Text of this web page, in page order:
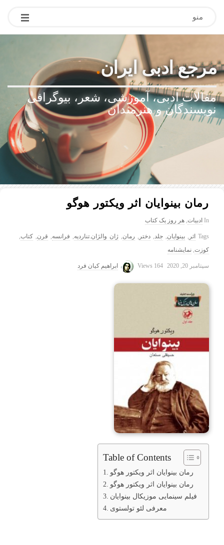
منو
مرجع ادبی ایران.
مقالات ادبی، آموزشی، شعر، بیوگرافی
نویسندگان و هنرمندان
رمان بینوایان اثر ویکتور هوگو
In ادبیات, هر روز یک کتاب
Tags اثر , بینوایان, جلد, دختر , رمان, ژان والژان.تناردیه, فرانسه, قرن, کتاب,
کوزت, نمایشنامه
سپتامبر 20, 2020 164 Views ابراهیم کیان فرد
Table of Contents
رمان بینوایان اثر ویکتور هوگو
رمان بینوایان اثر ویکتور هوگو
فیلم سینمایی موزیکال بینوایان
معرفی لئو تولستوی